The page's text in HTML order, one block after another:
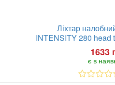
Ліхтар
INTENSITY 280 head
1633
є в